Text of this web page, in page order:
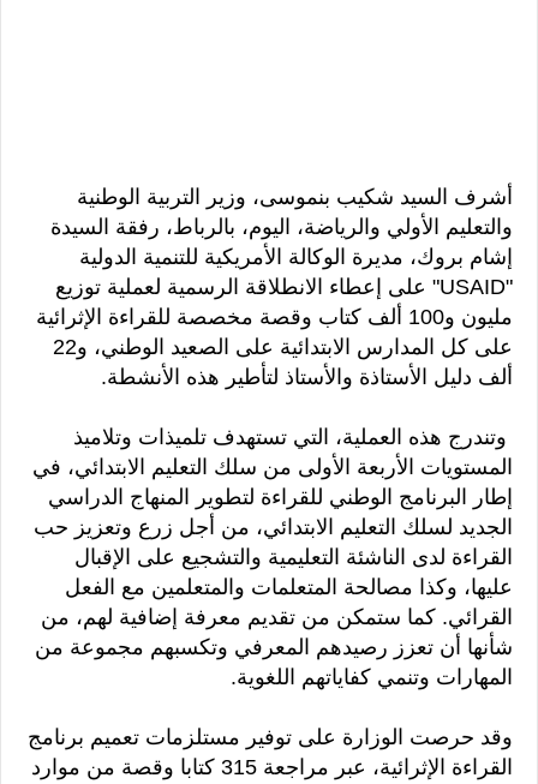
أشرف السيد شكيب بنموسى، وزير التربية الوطنية
والتعليم الأولي والرياضة، اليوم، بالرباط، رفقة السيدة
إشام بروك، مديرة الوكالة الأمريكية للتنمية الدولية
"USAID" على إعطاء الانطلاقة الرسمية لعملية توزيع
مليون و100 ألف كتاب وقصة مخصصة للقراءة الإثرائية
على كل المدارس الابتدائية على الصعيد الوطني، و22
ألف دليل الأستاذة والأستاذ لتأطير هذه الأنشطة.
وتندرج هذه العملية، التي تستهدف تلميذات وتلاميذ
المستويات الأربعة الأولى من سلك التعليم الابتدائي، في
إطار البرنامج الوطني للقراءة لتطوير المنهاج الدراسي
الجديد لسلك التعليم الابتدائي، من أجل زرع وتعزيز حب
القراءة لدى الناشئة التعليمية والتشجيع على الإقبال
عليها، وكذا مصالحة المتعلمات والمتعلمين مع الفعل
القرائي. كما ستمكن من تقديم معرفة إضافية لهم، من
شأنها أن تعزز رصيدهم المعرفي وتكسبهم مجموعة من
المهارات وتنمي كفاياتهم اللغوية.
وقد حرصت الوزارة على توفير مستلزمات تعميم برنامج
القراءة الإثرائية، عبر مراجعة 315 كتابا وقصة من موارد